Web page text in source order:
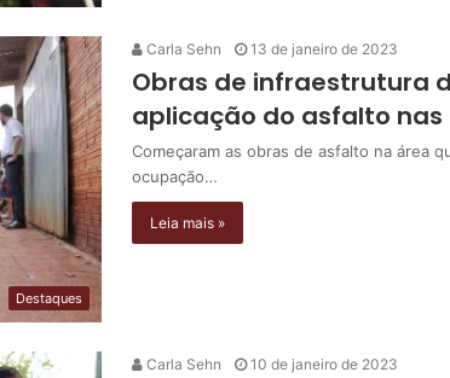
Destaques
Carla Sehn 13 de janeiro de 2023
Obras de infraestrutura
aplicação do asfalto nas
Começaram as obras de asfalto na área
ocupação…
Leia mais »
Carla Sehn 10 de janeiro de 2023